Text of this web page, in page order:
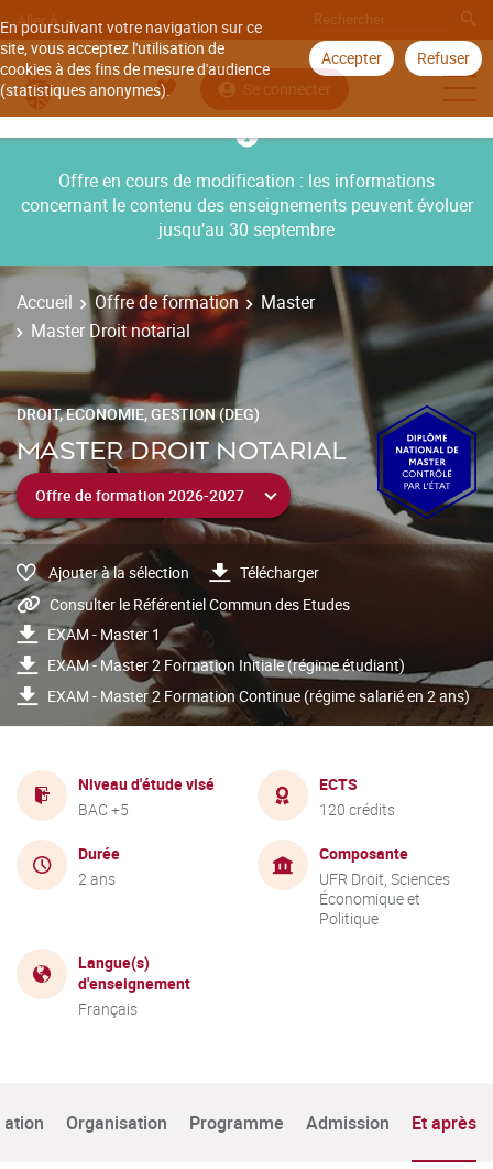
En poursuivant votre navigation sur ce
site, vous acceptez l'utilisation de
cookies à des fins de mesure d'audience
(statistiques anonymes).
Accepter Refuser
Aller à
Se connecter
Offre en cours de modification : les informations
concernant le contenu des enseignements peuvent évoluer
jusqu’au 30 septembre
Accueil Offre de formation
Master
Master Droit notarial
DROIT, ECONOMIE, GESTION (DEG)
MASTER DROIT NOTARIAL
Ajouter à la sélection
Télécharger
Consulter le Référentiel Commun des Etudes
EXAM - Master 1
EXAM - Master 2 Formation Initiale (régime étudiant)
EXAM - Master 2 Formation Continue (régime salarié en 2 ans)
Niveau d'étude visé
BAC +5
ECTS
120 crédits
Durée
2 ans
Composante
UFR Droit, Sciences
Économique et
Politique
Langue(s)
d'enseignement
Français
Organisation Programme Admission Et après